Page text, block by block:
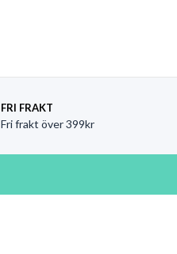
FRI FRAKT
Fri frakt över 399kr